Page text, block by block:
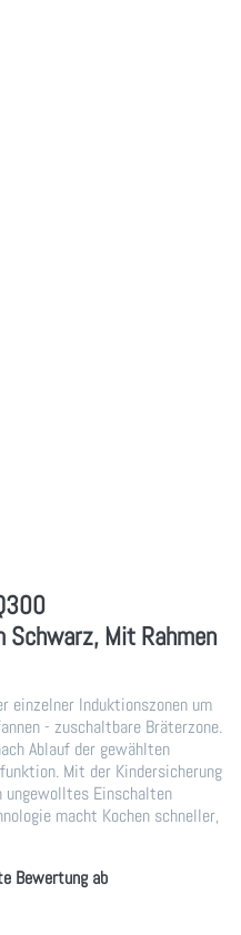
Mit Rahmen
einzelner Induktionszonen um
- zuschaltbare Bräterzone.
Ablauf der gewählten
Mit der Kindersicherung
ungewolltes Einschalten
macht Kochen schneller,
Bewertung ab